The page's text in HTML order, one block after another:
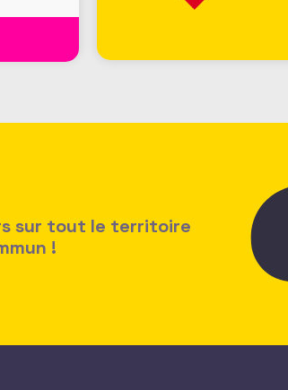
sur tout le territoire
!